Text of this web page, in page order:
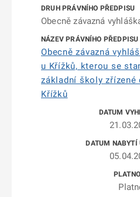
Obecně závazná
Obecně závazná
u Křížků, kterou se
základní školy zřízené
Křížků